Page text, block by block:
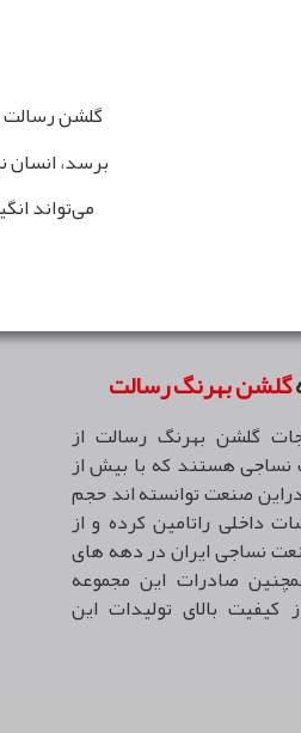
گلشن رسالت
برسد،
می‌تواند
گلشن بهرنگ رسالت
گلشن بهرنگ رسالت از
هستند كه با بيش از
دراين صنعت توانسته اند حجم
داخلى راتامين كرده و از
نساجى ايران در دهه هاى
صادرات اين مجموعه
كيفيت بالاى توليدات اين